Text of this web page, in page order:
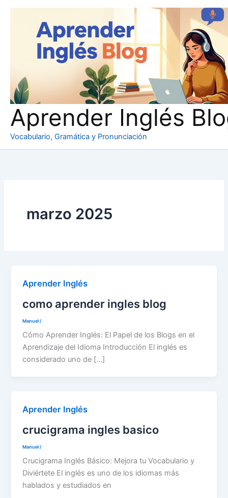
Aprender Inglés
Vocabulario, Gramática y Pronunciación
marzo 2025
Aprender Inglés
como aprender ingles blog
Manuel/
Cómo Aprender Inglés: El Papel de los Blogs en el
Aprendizaje del Idioma Introducción El inglés es
considerado uno de […]
Aprender Inglés
crucigrama ingles basico
Manuel/
Crucigrama Inglés Básico: Mejora tu Vocabulario y
Diviértete El inglés es uno de los idiomas más
hablados y estudiados en